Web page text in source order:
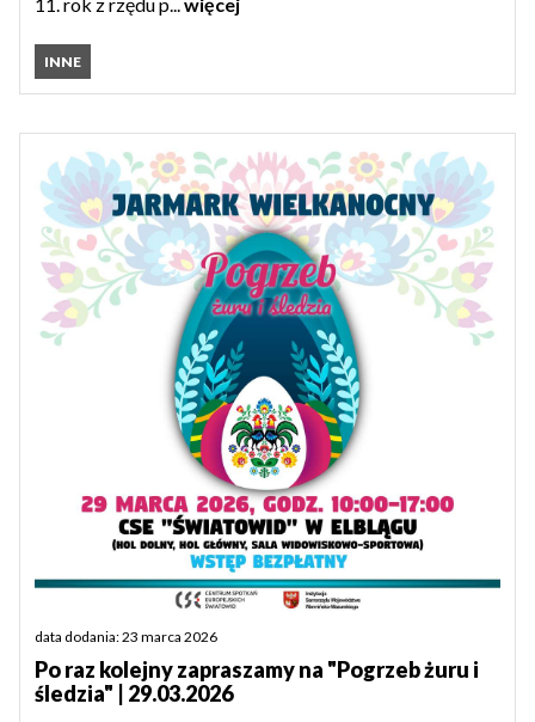
INNE
data dodania: 23 marca 2026
Po raz kolejny zapraszamy na "Pogrzeb żuru i
śledzia" | 29.03.2026